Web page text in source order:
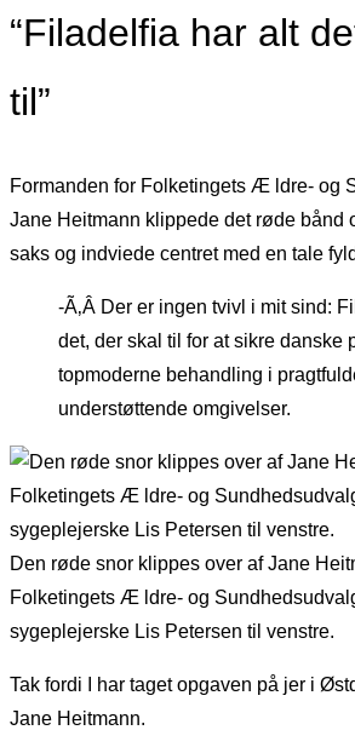
“Filadelfia har alt
til”
Formanden for Folketingets Æ ldre- og
Jane Heitmann klippede det røde bånd
saks og indviede centret med en tale
-Ã‚Â Der er ingen tvivl i mit sind:
det, der skal til for at sikre danske
topmoderne behandling i
understøttende omgivelser.
Den røde snor klippes over af Jane
Folketingets Æ ldre- og
sygeplejerske Lis Petersen til venstre.
Tak fordi I har taget opgaven på jer i
Jane Heitmann.